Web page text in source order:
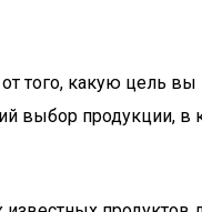
того, какую цель
выбор продукции, в